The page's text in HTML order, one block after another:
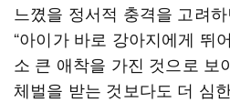
느꼈을 정서적 충격을 고려
“아이가 바로 강아지에게 뛰
소 큰 애착을 가진 것으로 보
체벌을 받는 것보다도 더 심